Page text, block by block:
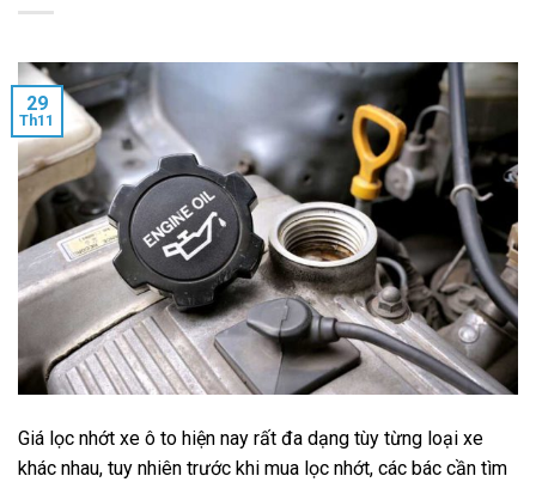
29
Th11
Giá lọc nhớt xe ô to hiện nay rất đa dạng tùy từng loại xe
khác nhau, tuy nhiên trước khi mua lọc nhớt, các bác cần tìm